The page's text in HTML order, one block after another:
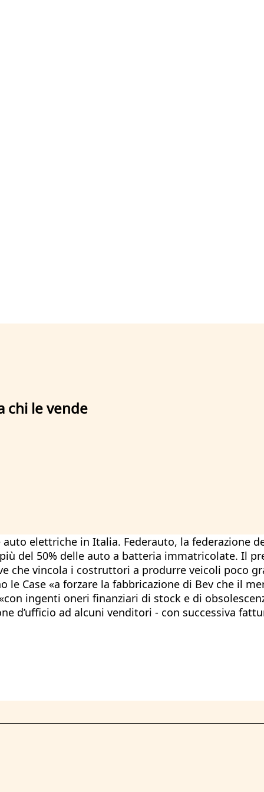
chi le vende
elettriche in Italia. Federauto, la federazione
del 50% delle auto a batteria immatricolate. Il
che vincola i costruttori a produrre veicoli poco
Case «a forzare la fabbricazione di Bev che il
ingenti oneri finanziari di stock e di
d’ufficio ad alcuni venditori - con successiva